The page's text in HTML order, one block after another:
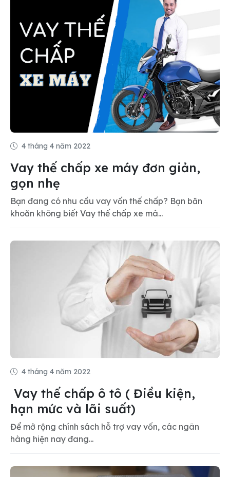
4 tháng 4 năm 2022
Vay thế chấp xe máy đơn giản,
gọn nhẹ
Bạn đang có nhu cầu vay vốn thế chấp? Bạn băn
khoăn không biết Vay thế chấp xe má...
4 tháng 4 năm 2022
Vay thế chấp ô tô ( Điều kiện,
hạn mức và lãi suất)
Để mở rộng chính sách hỗ trợ vay vốn, các ngân
hàng hiện nay đang...